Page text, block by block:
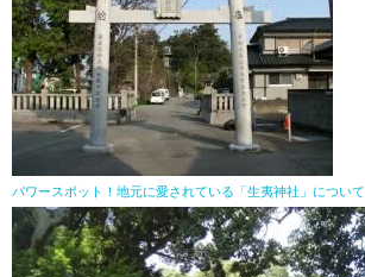
パワースポット！地元に愛されている「生夷神社」について